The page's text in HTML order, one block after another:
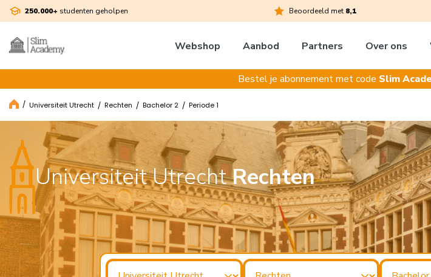
250.000+ studenten geholpen Beoordeeld met 8,1
Webshop Aanbod Partners Over ons
Bestel je abonnement met code Slim
Universiteit Utrecht Rechten Bachelor 2 Periode 1
Universiteit UtrechtRechten